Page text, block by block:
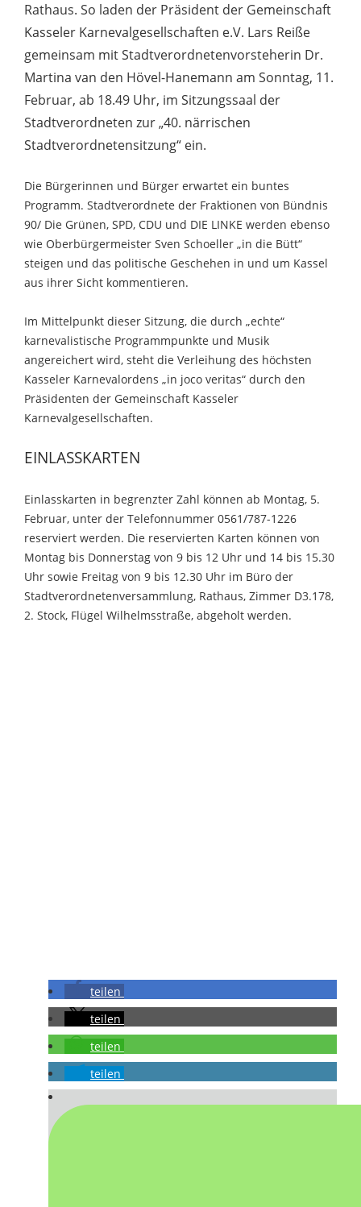
Rathaus. So laden der Präsident der Gemeinschaft
Kasseler Karnevalgesellschaften e.V. Lars Reiße
gemeinsam mit Stadtverordnetenvorsteherin Dr.
Martina van den Hövel-Hanemann am Sonntag, 11.
Februar, ab 18.49 Uhr, im Sitzungssaal der
Stadtverordneten zur „40. närrischen
Stadtverordnetensitzung“ ein.
Die Bürgerinnen und Bürger erwartet ein buntes
Programm. Stadtverordnete der Fraktionen von Bündnis
90/ Die Grünen, SPD, CDU und DIE LINKE werden ebenso
wie Oberbürgermeister Sven Schoeller „in die Bütt“
steigen und das politische Geschehen in und um Kassel
aus ihrer Sicht kommentieren.
Im Mittelpunkt dieser Sitzung, die durch „echte“
karnevalistische Programmpunkte und Musik
angereichert wird, steht die Verleihung des höchsten
Kasseler Karnevalordens „in joco veritas“ durch den
Präsidenten der Gemeinschaft Kasseler
Karnevalgesellschaften.
EINLASSKARTEN
Einlasskarten in begrenzter Zahl können ab Montag, 5.
Februar, unter der Telefonnummer 0561/787-1226
reserviert werden. Die reservierten Karten können von
Montag bis Donnerstag von 9 bis 12 Uhr und 14 bis 15.30
Uhr sowie Freitag von 9 bis 12.30 Uhr im Büro der
Stadtverordnetenversammlung, Rathaus, Zimmer D3.178,
2. Stock, Flügel Wilhelmsstraße, abgeholt werden.
teilen
teilen
teilen
teilen